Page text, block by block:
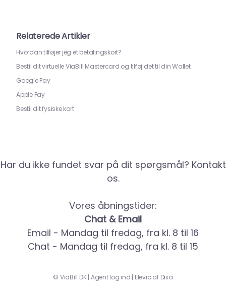
Relaterede Artikler
Hvordan tilføjer jeg et betalingskort?
Bestil dit virtuelle ViaBill Mastercard og tilføj det til din Wallet
Google Pay
Apple Pay
Bestil dit fysiske kort
Har du ikke fundet svar på dit spørgsmål? Kontakt
os.
Vores åbningstider:
Chat & Email
Email - Mandag til fredag, fra kl. 8 til 16
Chat - Mandag til fredag, fra kl. 8 til 15
© ViaBill DK| Agent log ind | Elevio af Dixa